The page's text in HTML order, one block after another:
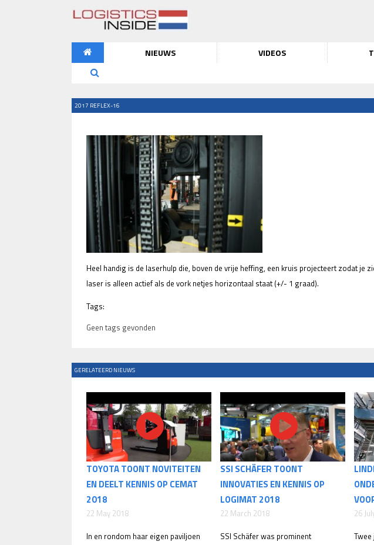
NIEUWS VIDEOS
2017 REFLEX-16
Heel handig is de laserhulp die, boven de vrije heffing, een kruis projecteert zodat je
laser is alleen actief als de vork netjes horizontaal staat (+/- 1 graad).
Tags:
Geen tags gevonden
GERELATEERD NIEUWS
TOYOTA TOONT NOVITEITEN
EN DEELT KENNIS OP CEMAT
2018
22 May 2018
In en rondom haar eigen paviljoen
SSI SCHÄFER TOONT
INNOVATIES EN KENNIS OP
LOGIMAT 2018
22 March 2018
SSI Schäfer was prominent
26